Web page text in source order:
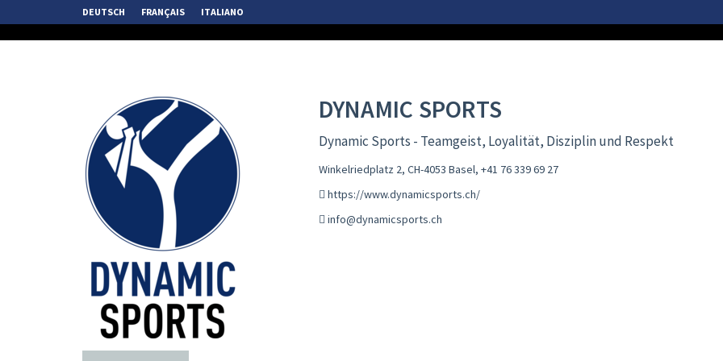
DEUTSCH FRANÇAIS ITALIANO
DYNAMIC SPORTS
Dynamic Sports - Teamgeist, Loyalität, Disziplin und Respekt
Winkelriedplatz 2, CH-4053 Basel, +41 76 339 69 27
https://www.dynamicsports.ch/
info@dynamicsports.ch